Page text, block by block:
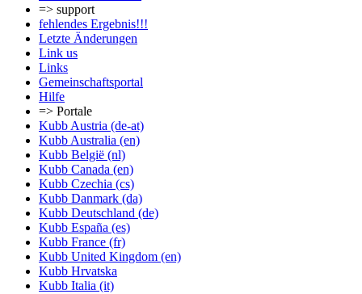
=> support
fehlendes Ergebnis!!!
Letzte Änderungen
Link us
Links
Gemeinschafts­portal
Hilfe
=> Portale
Kubb Austria (de-at)
Kubb Australia (en)
Kubb België (nl)
Kubb Canada (en)
Kubb Czechia (cs)
Kubb Danmark (da)
Kubb Deutschland (de)
Kubb España (es)
Kubb France (fr)
Kubb United Kingdom (en)
Kubb Hrvatska
Kubb Italia (it)